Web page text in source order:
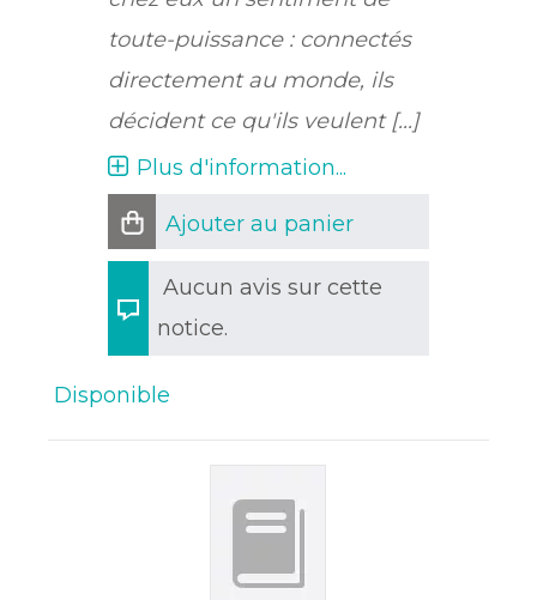
toute-puissance : connectés
directement au monde, ils
décident ce qu'ils veulent [...]
Plus d'information...
Ajouter au panier
Aucun avis sur cette
notice.
Disponible